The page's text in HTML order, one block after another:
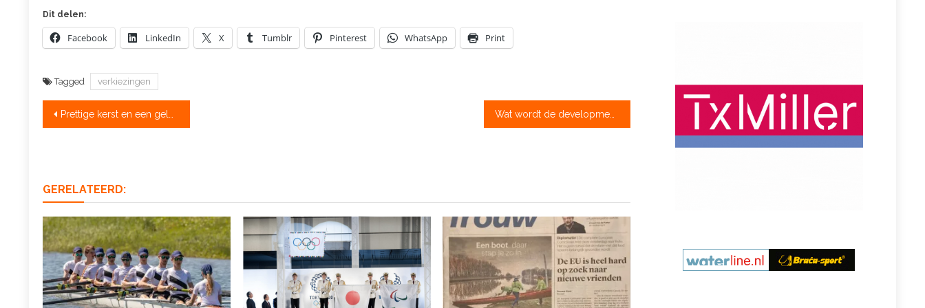
Dit delen:
Facebook LinkedIn X Tumblr Pinterest WhatsApp Print
Tagged verkiezingen
Bericht
Prettige kerst en een gelukkig olympisch(!) jaar Wat wordt de developmentploeg van 2019?
GERELATEERD: